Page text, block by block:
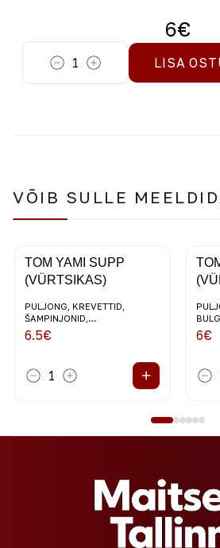
6€
1 LISA
VÕIB SULLE
TOM YAMI SUPP
(VÜRTSIKAS)
PULJONG, KREVETTID,
ŠAMPINJONID,
KIRSSTOMATID, SIDRUNHEIN,
KORIANDER, KOOKOSPIIM
6.5€
1 +
6€